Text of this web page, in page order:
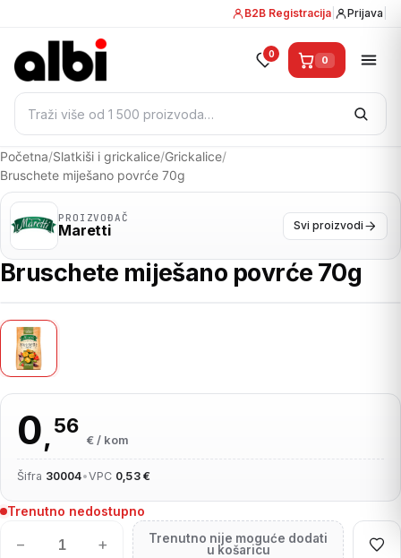
B2B Registracija Prijava
Pretraži:
0 0
Početna/Slatkiši i grickalice/Grickalice/
Bruschete miješano povrće 70g
PROIZVOĐAČ
Maretti Svi proizvodi
Bruschete miješano povrće 70g
0,56
€ / kom
Šifra 30004•VPC 0,53 €
Trenutno nedostupno
− +
Trenutno nije moguće dodati
u košaricu